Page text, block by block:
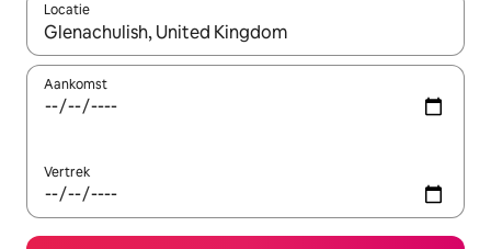
Locatie
Wanneer er resultaten beschikbaar zijn, maak je een keuze
Aankomst
Vertrek